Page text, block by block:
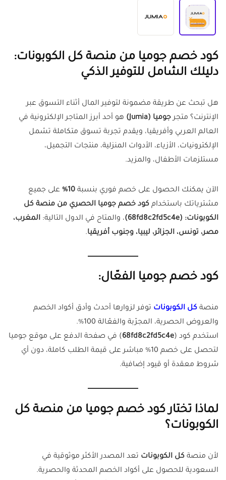
كود خصم جوميا من منصة كل الكوبونات:
دليلك الشامل للتوفير الذكي
هل تبحث عن طريقة مضمونة لتوفير المال أثناء التسوق عبر
الإنترنت؟ متجرجوميا (Jumia)
هو أحد أبرز المتاجر الإلكترونية في
العالم العربي وأفريقيا، ويقدم تجربة تسوق متكاملة تشمل
الإلكترونيات، الأزياء، الأدوات المنزلية، منتجات التجميل،
مستلزمات الأطفال، والمزيد.
الآن يمكنك الحصول على خصم فوري بنسبة 10%
على جميع
مشترياتك باستخدام كود خصم جوميا الحصري من منصة كل
الكوبونات: (68fd8c2fd5c4e
)، والمتاح في الدول التالية: المغرب،
مصر، تونس، الجزائر، ليبيا، وجنوب أفريقيا.
كود خصم جوميا الفعّال:
منصة كل الكوبونات توفر لزوارها أحدث وأدق أكواد الخصم
والعروض الحصرية، المجرّبة والفعّالة 100%.
استخدم كود (68fd8c2fd5c4e) في صفحة الدفع على موقع جوميا
لتحصل على خصم 10% مباشر على قيمة الطلب كاملة، دون أي
شروط معقدة أو قيود إضافية.
لماذا تختار كود خصم جوميا من منصة كل
الكوبونات؟
لأن منصة كل الكوبونات تعد المصدر الأكثر موثوقية في
السعودية للحصول على أكواد الخصم المحدثة والحصرية.